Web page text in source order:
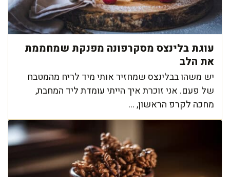
עוגת בלינצס מסקרפונה מפנקת שמחממת
את הלב
יש משהו בבלינצס שמחזיר אותי מיד לריח מהמטבח
של פעם. אני זוכרת איך הייתי עומדת ליד המחבת,
מחכה לקרפ הראשון, ...